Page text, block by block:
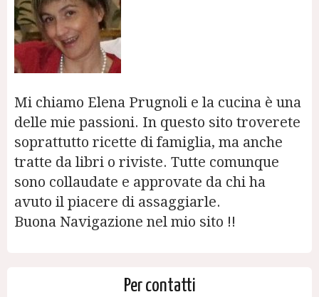
Mi chiamo Elena Prugnoli e la cucina è una
delle mie passioni. In questo sito troverete
soprattutto ricette di famiglia, ma anche
tratte da libri o riviste. Tutte comunque
sono collaudate e approvate da chi ha
avuto il piacere di assaggiarle.
Buona Navigazione nel mio sito !!
Per contatti